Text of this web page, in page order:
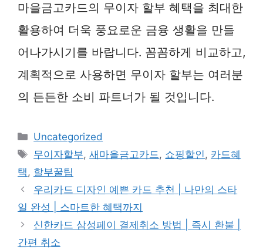
마을금고카드의 무이자 할부 혜택을 최대한
활용하여 더욱 풍요로운 금융 생활을 만들
어나가시기를 바랍니다. 꼼꼼하게 비교하고,
계획적으로 사용하면 무이자 할부는 여러분
의 든든한 소비 파트너가 될 것입니다.
카
테
리
Uncategorized
태
그
무이자할부,새마을금고카드, 쇼핑할인, 카드혜
택, 할부꿀팁
우리카드 디자인 예쁜 카드 추천 | 나만의 스타
일 완성 | 스마트한 혜택까지
신한카드 삼성페이 결제취소 방법 | 즉시 환불 |
간편 취소